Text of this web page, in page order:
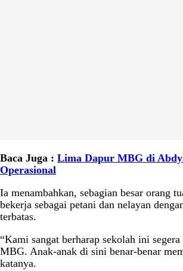
Baca Juga : Lima Dapur MBG di
Operasional
Ia menambahkan, sebagian besar orang
bekerja sebagai petani dan nelayan
terbatas.
“Kami sangat berharap sekolah ini
MBG. Anak-anak di sini benar-benar
katanya.